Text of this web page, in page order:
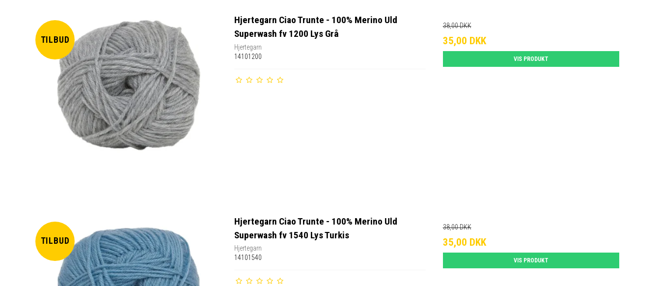
TILBUD
Hjertegarn Ciao Trunte - 100% Merino Uld
Superwash fv 1200 Lys Grå
Hjertegarn
14101200
38,00 DKK
35,00 DKK
VIS PRODUKT
TILBUD
Hjertegarn Ciao Trunte - 100% Merino Uld
Superwash fv 1540 Lys Turkis
Hjertegarn
14101540
38,00 DKK
35,00 DKK
VIS PRODUKT